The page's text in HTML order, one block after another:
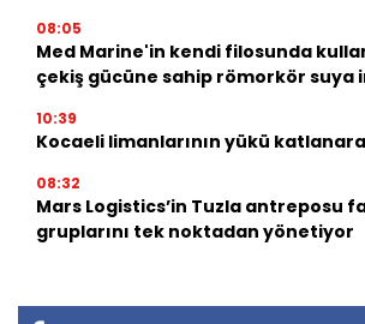
08:05
Med Marine'in kendi filosunda
çekiş gücüne sahip römorkör suya
10:39
Kocaeli limanlarının yükü
08:32
Mars Logistics’in Tuzla antreposu
gruplarını tek noktadan yönetiyor